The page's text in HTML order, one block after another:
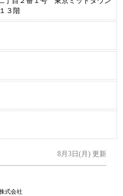
３階
8月3日(月) 更新
式会社